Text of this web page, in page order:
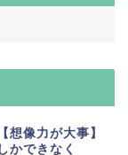
想像力が大事】
かできなく